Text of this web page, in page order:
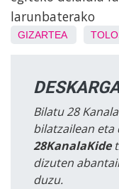
larunbaterako
GIZARTEA
Bilatu 28
bilatzailean eta
28KanalaKide
dizuten
duzu.